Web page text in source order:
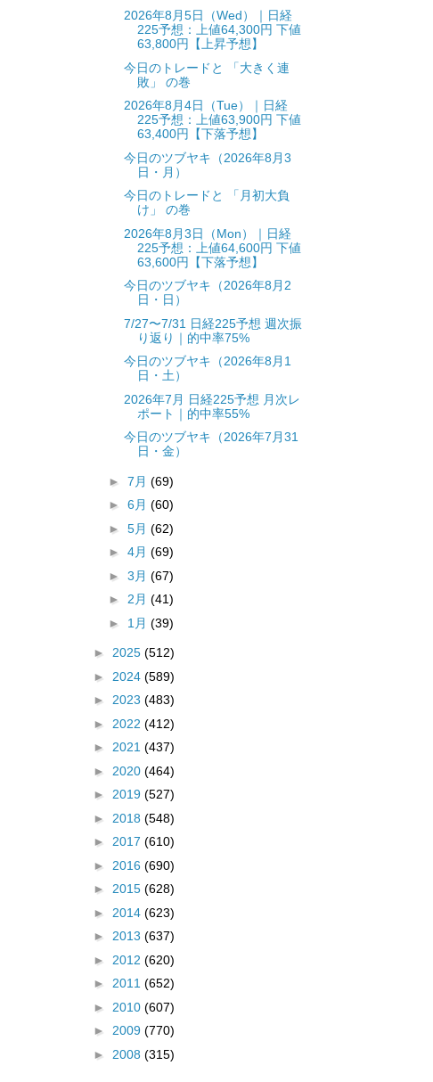
2026年8月5日（Wed）｜日経
225予想：上値64,300円 下値
63,800円【上昇予想】
今日のトレードと 「大きく連
敗」 の巻
2026年8月4日（Tue）｜日経
225予想：上値63,900円 下値
63,400円【下落予想】
今日のツブヤキ（2026年8月3
日・月）
今日のトレードと 「月初大負
け」 の巻
2026年8月3日（Mon）｜日経
225予想：上値64,600円 下値
63,600円【下落予想】
今日のツブヤキ（2026年8月2
日・日）
7/27〜7/31 日経225予想 週次振
り返り｜的中率75%
今日のツブヤキ（2026年8月1
日・土）
2026年7月 日経225予想 月次レ
ポート｜的中率55%
今日のツブヤキ（2026年7月31
日・金）
► 7月 (69)
► 6月 (60)
► 5月 (62)
► 4月 (69)
► 3月 (67)
► 2月 (41)
► 1月 (39)
► 2025 (512)
► 2024 (589)
► 2023 (483)
► 2022 (412)
► 2021 (437)
► 2020 (464)
► 2019 (527)
► 2018 (548)
► 2017 (610)
► 2016 (690)
► 2015 (628)
► 2014 (623)
► 2013 (637)
► 2012 (620)
► 2011 (652)
► 2010 (607)
► 2009 (770)
► 2008 (315)